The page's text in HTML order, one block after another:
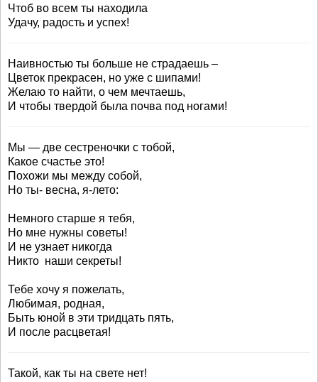
Чтоб во всем ты находила
Удачу, радость и успех!
Наивностью ты больше не страдаешь –
Цветок прекрасен, но уже с шипами!
Желаю то найти, о чем мечтаешь,
И чтобы твердой была почва под ногами!
Мы — две сестреночки с тобой,
Какое счастье это!
Похожи мы между собой,
Но ты- весна, я-лето:
Немного старше я тебя,
Но мне нужны советы!
И не узнает никогда
Никто наши секреты!
Тебе хочу я пожелать,
Любимая, родная,
Быть юной в эти тридцать пять,
И после расцветая!
Такой, как ты на свете нет!